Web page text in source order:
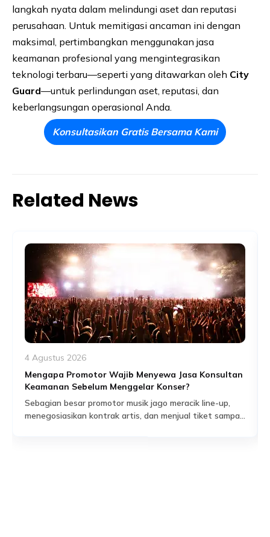
langkah nyata dalam melindungi aset dan reputasi
perusahaan. Untuk memitigasi ancaman ini dengan
maksimal, pertimbangkan menggunakan jasa
keamanan profesional yang mengintegrasikan
teknologi terbaru—seperti yang ditawarkan oleh City
Guard—untuk perlindungan aset, reputasi, dan
keberlangsungan operasional Anda.
Konsultasikan Gratis Bersama Kami
Related News
4 Agustus 2026
Mengapa Promotor Wajib Menyewa Jasa Konsultan
Keamanan Sebelum Menggelar Konser?
Sebagian besar promotor musik jago meracik line-up,
menegosiasikan kontrak artis, dan menjual tiket sampai